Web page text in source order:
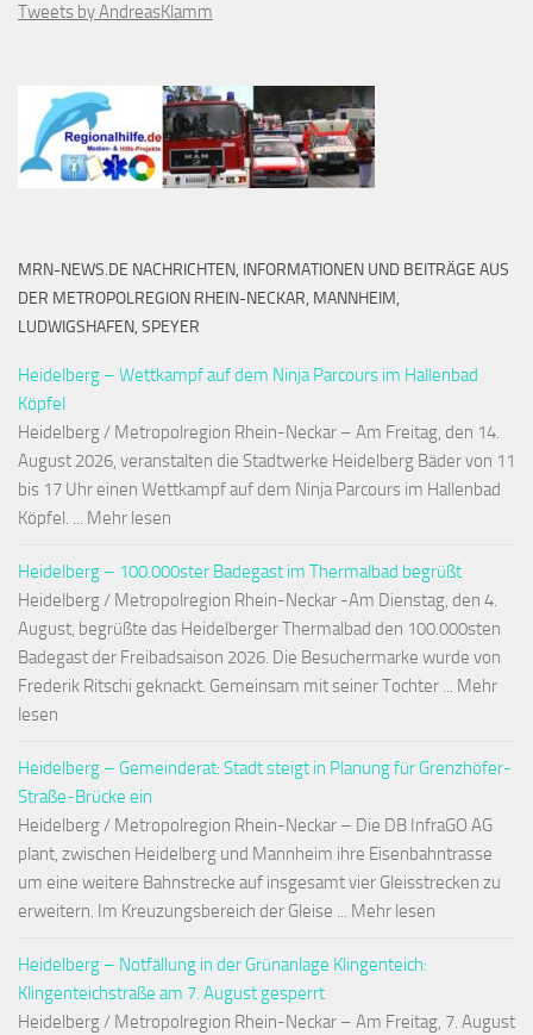
Tweets by AndreasKlamm
MRN-NEWS.DE NACHRICHTEN, INFORMATIONEN UND BEITRÄGE AUS
DER METROPOLREGION RHEIN-NECKAR, MANNHEIM,
LUDWIGSHAFEN, SPEYER
Heidelberg – Wettkampf auf dem Ninja Parcours im Hallenbad
Köpfel
Heidelberg / Metropolregion Rhein-Neckar – Am Freitag, den 14.
August 2026, veranstalten die Stadtwerke Heidelberg Bäder von 11
bis 17 Uhr einen Wettkampf auf dem Ninja Parcours im Hallenbad
Köpfel. ... Mehr lesen
Heidelberg – 100.000ster Badegast im Thermalbad begrüßt
Heidelberg / Metropolregion Rhein-Neckar -Am Dienstag, den 4.
August, begrüßte das Heidelberger Thermalbad den 100.000sten
Badegast der Freibadsaison 2026. Die Besuchermarke wurde von
Frederik Ritschi geknackt. Gemeinsam mit seiner Tochter ... Mehr
lesen
Heidelberg – Gemeinderat: Stadt steigt in Planung für Grenzhöfer-
Straße-Brücke ein
Heidelberg / Metropolregion Rhein-Neckar – Die DB InfraGO AG
plant, zwischen Heidelberg und Mannheim ihre Eisenbahntrasse
um eine weitere Bahnstrecke auf insgesamt vier Gleisstrecken zu
erweitern. Im Kreuzungsbereich der Gleise ... Mehr lesen
Heidelberg – Notfällung in der Grünanlage Klingenteich:
Klingenteichstraße am 7. August gesperrt
Heidelberg / Metropolregion Rhein-Neckar – Am Freitag, 7. August